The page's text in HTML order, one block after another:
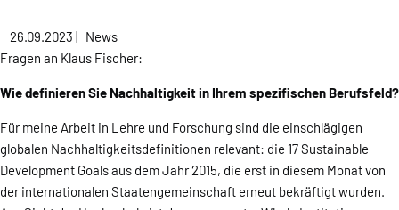
26.09.2023| News
Fragen an Klaus Fischer:
Wie definieren Sie Nachhaltigkeit in Ihrem spezifischen Berufsfeld?
Für meine Arbeit in Lehre und Forschung sind die einschlägigen
globalen Nachhaltigkeitsdefinitionen relevant: die 17 Sustainable
Development Goals aus dem Jahr 2015, die erst in diesem Monat von
der internationalen Staatengemeinschaft erneut bekräftigt wurden.